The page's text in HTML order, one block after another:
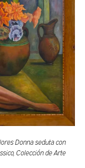
Donna seduta con
Colección de Arte